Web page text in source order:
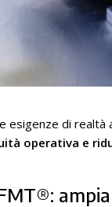
esigenze di
operativa e